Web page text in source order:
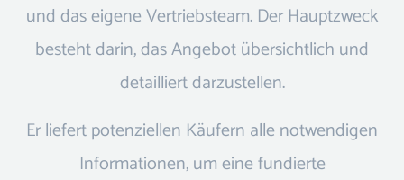
und das eigene Vertriebsteam. Der Hauptzweck
besteht darin, das Angebot übersichtlich und
detailliert darzustellen.
Er liefert potenziellen Käufern alle notwendigen
Informationen, um eine fundierte